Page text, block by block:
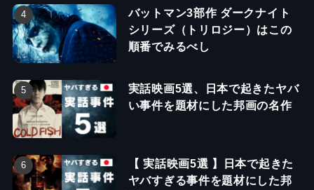
バットマン3部作 ダークナイト
シリーズ（トリロジー）はこの
順番でみるべし
実話映画5選、日本で起きたヤバ
い事件を題材にした邦画の名作
【 実話映画5選 】日本で起きた
ヤバすぎる事件を題材にした邦